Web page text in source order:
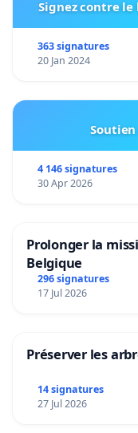
Signez contre
363 signatures
20 Jan 2024
4 146 signatures
30 Apr 2026
Prolonger la
Belgique
296 signatures
17 Jul 2026
Préserver les
14 signatures
27 Jul 2026